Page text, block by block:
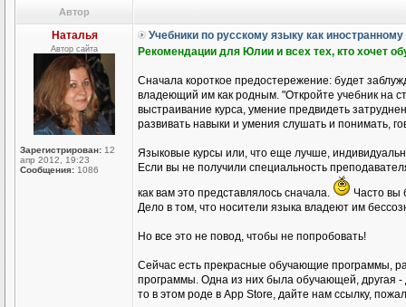
Автор
Наталья
Автор сайта
Зарегистрирован: 12
апр 2012, 19:23
Сообщения: 1086
Учебники по русскому языку как иностранному
Рекомендации для Юлии и всех тех, кто хочет
Сначала короткое предостережение: будет
владеющий им как родным. "Откройте учебник на
выстраивание курса, умение предвидеть
развивать навыки и умения слушать и понимать,
Языковые курсы или, что еще лучше,
Если вы не получили специальность
как вам это представлялось сначала.
Часто вы
Дело в том, что носители языка владеют им
Но все это не повод, чтобы не попробовать!
Сейчас есть прекрасные обучающие программы,
программы. Одна из них была обучающей, другая -
то в этом роде в Аpp Store, дайте нам ссылку,